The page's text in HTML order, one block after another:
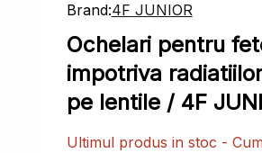
Brand:4F JUNIOR
Ochelari pentru
impotriva
pe lentile / 4F
Ultimul produs in stoc -